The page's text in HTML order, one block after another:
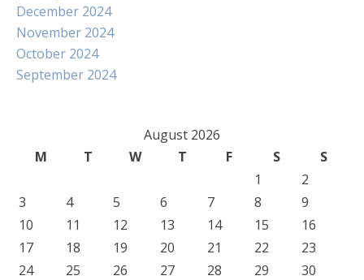
December 2024
November 2024
October 2024
September 2024
August 2026
M
T W T F S
S
1
2
3
4 5 6 7 8
9
10
11 12 13 14 15
16
17
18 19 20 21 22
23
24
25 26 27 28 29
30